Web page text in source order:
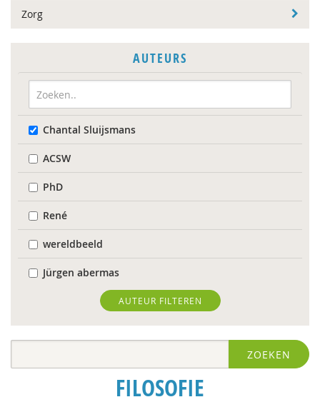
Zorg
AUTEURS
Chantal Sluijsmans
ACSW
PhD
René
wereldbeeld
Jürgen abermas
Tineke Abma
Frank Adloff
AUTEUR FILTEREN
ZOEKEN
FILOSOFIE